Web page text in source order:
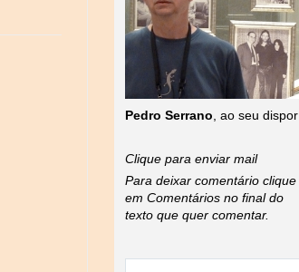
Pedro Serrano , ao seu dispor
Clique para enviar mail
Para deixar comentário clique
em Comentários no final do
texto que quer comentar.